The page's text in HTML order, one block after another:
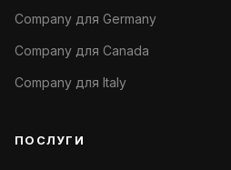
Company для Germany
Company для Canada
Company для Italy
ПОСЛУГИ